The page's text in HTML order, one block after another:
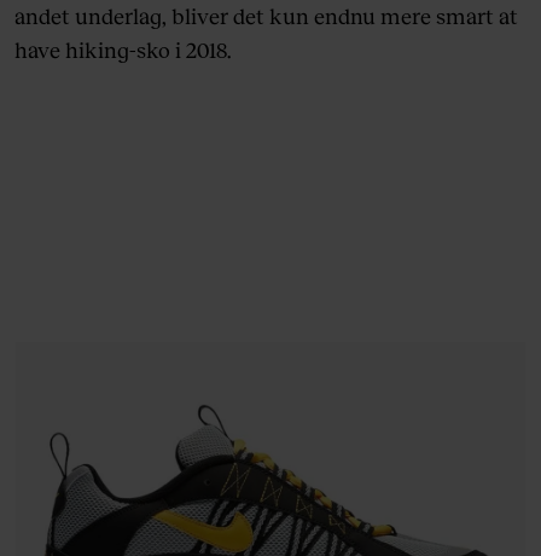
andet underlag, bliver det kun endnu mere smart at
have hiking-sko i 2018.